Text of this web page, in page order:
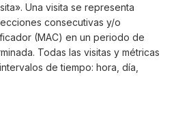
Una visita se representa
consecutivas y/o
(MAC) en un periodo de
Todas las visitas y métricas
de tiempo: hora, día,